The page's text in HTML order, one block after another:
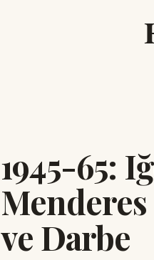
1945-65:
ve Darbe